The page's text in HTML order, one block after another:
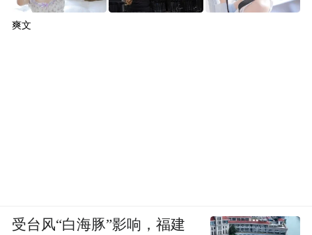
爽文
受台风“白海豚”影响，福建